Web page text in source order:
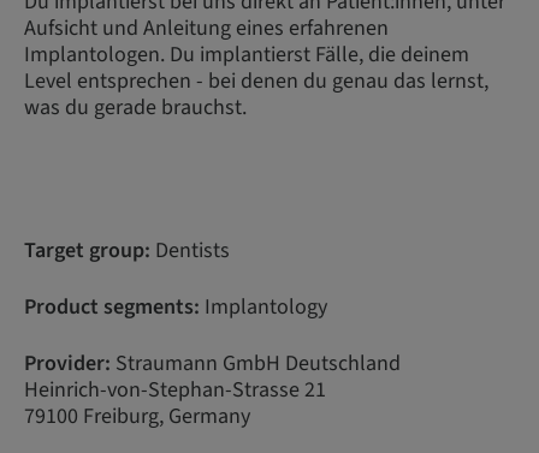
Aufsicht und Anleitung eines erfahrenen
Implantologen. Du implantierst Fälle, die deinem
Level entsprechen - bei denen du genau das lernst,
was du gerade brauchst.
Target group: Dentists
Product segments: Implantology
Provider: Straumann GmbH Deutschland
Heinrich-von-Stephan-Strasse 21
79100 Freiburg, Germany